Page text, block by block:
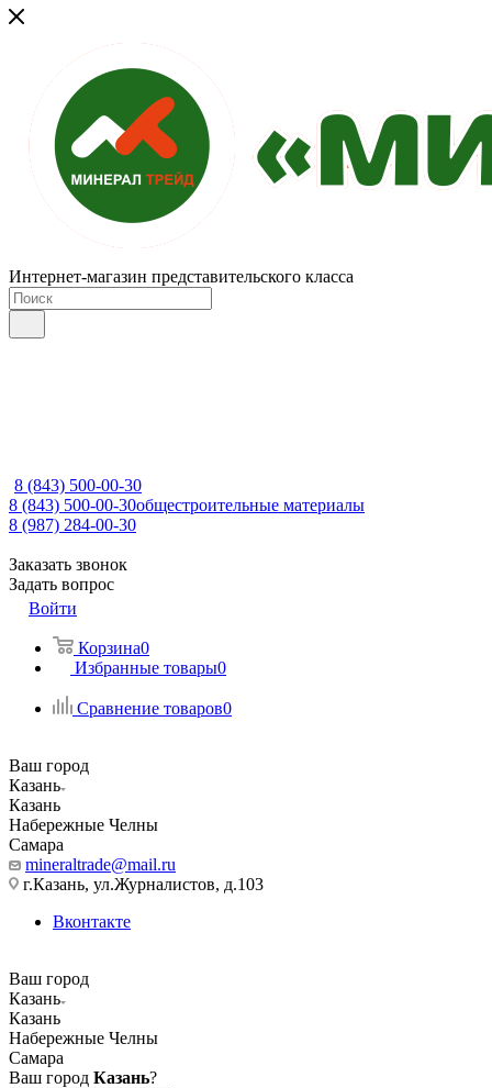
Интернет-магазин представительского класса
8 (843) 500-00-30
8 (843) 500-00-30общестроительные материалы
8 (987) 284-00-30
Заказать звонок
Задать вопрос
Войти
Корзина0
Избранные товары0
Сравнение товаров0
Ваш город
Казань
Казань
Набережные Челны
Самара
mineraltrade@mail.ru
г.Казань, ул.Журналистов, д.103
Вконтакте
Ваш город
Казань
Казань
Набережные Челны
Самара
Ваш город Казань?